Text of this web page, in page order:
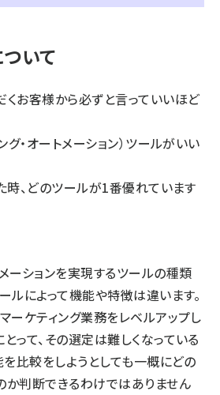
いて
お客様から必ずと言っていいほど
グ・オートメーション）ツールがいい
時、どのツールが1番優れています
ーションを実現するツールの種類
ルによって機能や特徴は違います。
ーケティング業務をレベルアップし
って、その選定は難しくなっている
を比較をしようとしても一概にどの
か判断できるわけではありません